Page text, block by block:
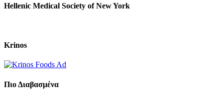
Hellenic Medical Society of New York
Krinos
Πιο Διαβασμένα